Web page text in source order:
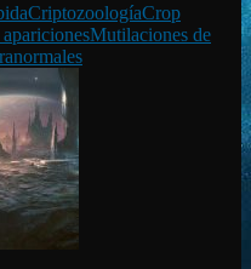
CriptozoologíaCrop
Mutilaciones de